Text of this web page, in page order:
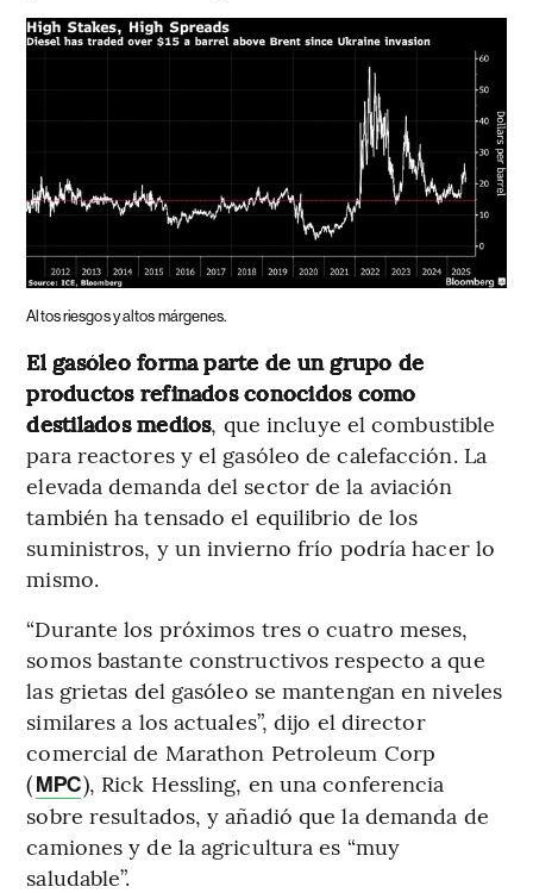
Altos riesgos y altos márgenes.
El gasóleo forma parte de un grupo de
productos refinados conocidos como
destilados medios, que incluye el combustible
para reactores y el gasóleo de calefacción. La
elevada demanda del sector de la aviación
también ha tensado el equilibrio de los
suministros, y un invierno frío podría hacer lo
mismo.
“Durante los próximos tres o cuatro meses,
somos bastante constructivos respecto a que
las grietas del gasóleo se mantengan en niveles
similares a los actuales”, dijo el director
comercial de Marathon Petroleum Corp
(MPC), Rick Hessling, en una conferencia
sobre resultados, y añadió que la demanda de
camiones y de la agricultura es “muy
saludable”.